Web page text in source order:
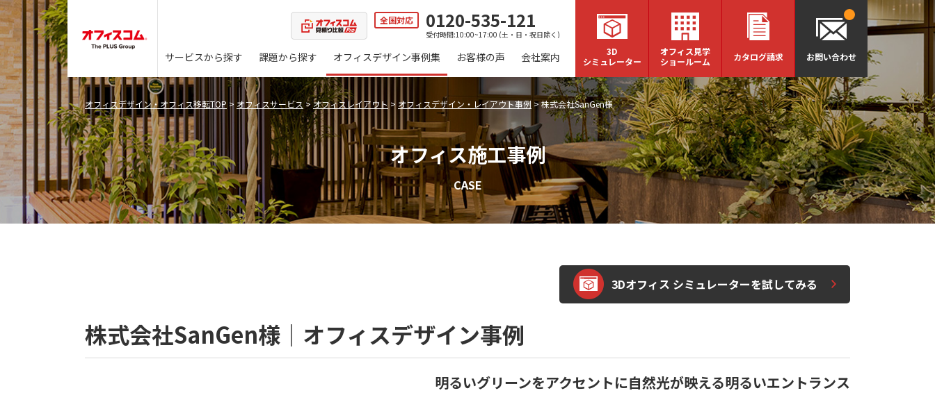
全国対応 0120-535-121
受付時間:10:00~17:00 (土・日・祝日除く)
サービスから探す 課題から探す オフィスデザイン事例集 お客様の声 会社案内
3D
シミュレーター
オフィス見学
ショールーム
カタログ請求 お問い合わせ
オフィスデザイン・オフィス移転TOP > オフィスサービス>オフィスレイアウト > オフィスデザイン・レイアウト事例 >株式会社SanGen様
オフィス施工事例
CASE
3Dオフィス シミュレーターを試してみる
株式会社SanGen様｜オフィスデザイン事例
明るいグリーンをアクセントに自然光が映える明るいエントランス